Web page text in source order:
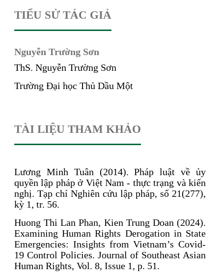
TIỂU SỬ TÁC GIẢ
Nguyễn Trường Sơn
ThS. Nguyễn Trường Sơn
Trường Đại học Thủ Dầu Một
TÀI LIỆU THAM KHẢO
Lương Minh Tuân (2014). Pháp luật về ủy
quyền lập pháp ở Việt Nam - thực trạng và kiến
nghị. Tạp chí Nghiên cứu lập pháp, số 21(277),
kỳ 1, tr. 56.
Huong Thi Lan Phan, Kien Trung Doan (2024).
Examining Human Rights Derogation in State
Emergencies: Insights from Vietnam’s Covid-
19 Control Policies. Journal of Southeast Asian
Human Rights, Vol. 8, Issue 1, p. 51.